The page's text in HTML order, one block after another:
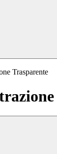
Trasparente